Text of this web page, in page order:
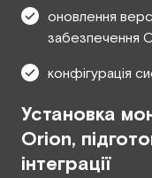
оновлення
забезпечення
конфігурація
Установка
Orion,
інтеграції